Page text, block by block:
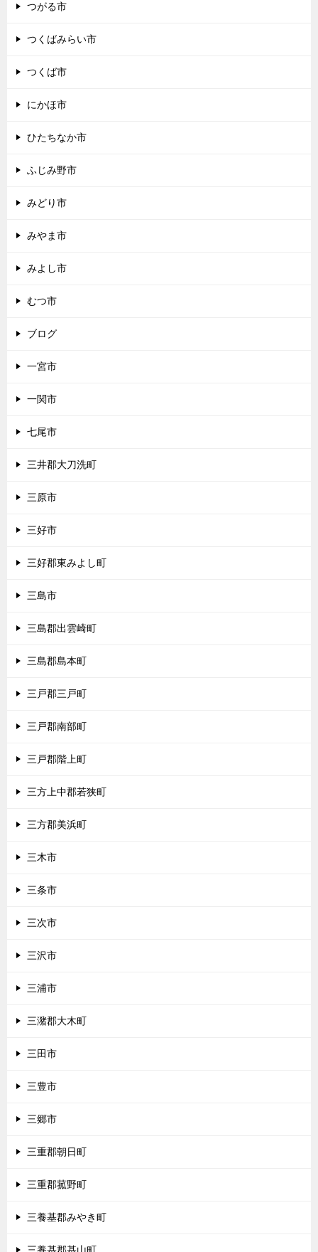
つがる市
つくばみらい市
つくば市
にかほ市
ひたちなか市
ふじみ野市
みどり市
みやま市
みよし市
むつ市
ブログ
一宮市
一関市
七尾市
三井郡大刀洗町
三原市
三好市
三好郡東みよし町
三島市
三島郡出雲崎町
三島郡島本町
三戸郡三戸町
三戸郡南部町
三戸郡階上町
三方上中郡若狭町
三方郡美浜町
三木市
三条市
三次市
三沢市
三浦市
三潴郡大木町
三田市
三豊市
三郷市
三重郡朝日町
三重郡菰野町
三養基郡みやき町